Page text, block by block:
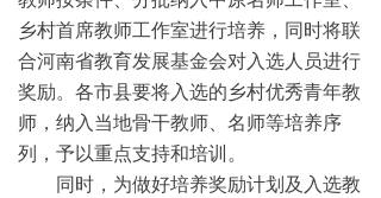
乡村首席教师工作室进行培养，同时将联
合河南省教育发展基金会对入选人员进行
奖励。各市县要将入选的乡村优秀青年教
师，纳入当地骨干教师、名师等培养序
列，予以重点支持和培训。
同时，为做好培养奖励计划及入选教